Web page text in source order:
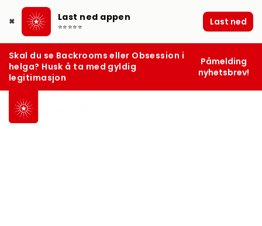
✖ Last ned appen
⭐⭐⭐⭐⭐ Last ned
Skal du se Backrooms eller Obsession i
helga? Husk å ta med gyldig
legitimasjon
Påmelding
nyhetsbrev!